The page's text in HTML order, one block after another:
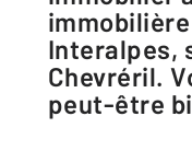
immobilière
Interalpes,
Chevréril.
peut-être